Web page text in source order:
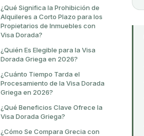
¿Qué Significa la Prohibición de
Alquileres a Corto Plazo para los
Propietarios de Inmuebles con
Visa Dorada?
¿Quién Es Elegible para la Visa
Dorada Griega en 2026?
¿Cuánto Tiempo Tarda el
Procesamiento de la Visa Dorada
Griega en 2026?
¿Qué Beneficios Clave Ofrece la
Visa Dorada Griega?
¿Cómo Se Compara Grecia con